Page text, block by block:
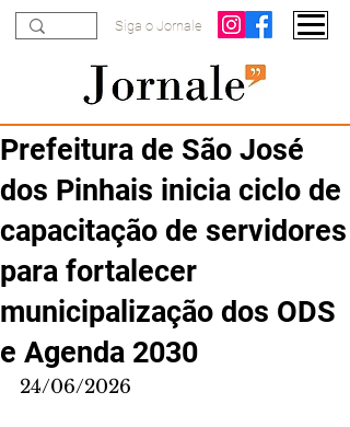
Siga o Jornale
Prefeitura de São José
dos Pinhais inicia ciclo de
capacitação de servidores
para fortalecer
municipalização dos ODS
e Agenda 2030
24/06/2026